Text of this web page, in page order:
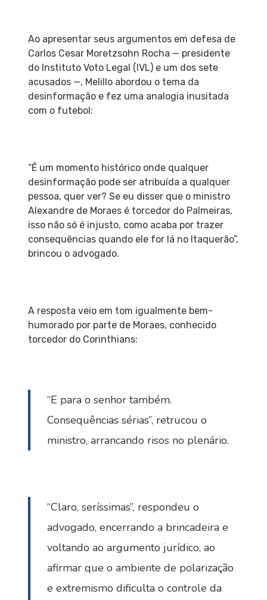
Ao apresentar seus argumentos em defesa de
Carlos Cesar Moretzsohn Rocha — presidente
do Instituto Voto Legal (IVL) e um dos sete
acusados —, Melillo abordou o tema da
desinformação e fez uma analogia inusitada
com o futebol:
“É um momento histórico onde qualquer
desinformação pode ser atribuída a qualquer
pessoa, quer ver? Se eu disser que o ministro
Alexandre de Moraes é torcedor do Palmeiras,
isso não só é injusto, como acaba por trazer
consequências quando ele for lá no Itaquerão”,
brincou o advogado.
A resposta veio em tom igualmente bem-
humorado por parte de Moraes, conhecido
torcedor do Corinthians:
“E para o senhor também.
Consequências sérias”, retrucou o
ministro, arrancando risos no plenário.
“Claro, seríssimas”, respondeu o
advogado, encerrando a brincadeira e
voltando ao argumento jurídico, ao
afirmar que o ambiente de polarização
e extremismo dificulta o controle da